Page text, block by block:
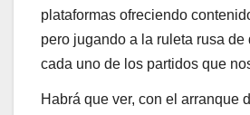
plataformas ofreciendo
pero jugando a la ruleta rusa de
cada uno de los partidos que
Habrá que ver, con el arranque